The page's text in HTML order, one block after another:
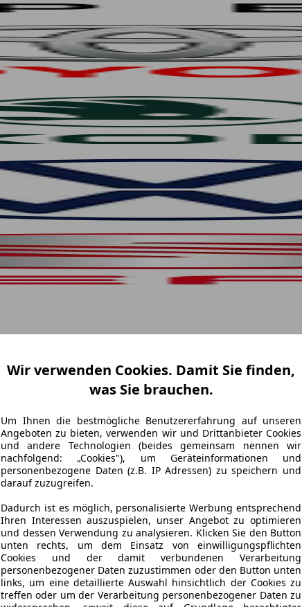
Wir verwenden Cookies. Damit Sie finden,
was Sie brauchen.
Um Ihnen die bestmögliche Benutzererfahrung auf unseren
Angeboten zu bieten, verwenden wir und Drittanbieter Cookies
und andere Technologien (beides gemeinsam nennen wir
nachfolgend: „Cookies"), um Geräteinformationen und
personenbezogene Daten (z.B. IP Adressen) zu speichern und
darauf zuzugreifen.
Dadurch ist es möglich, personalisierte Werbung entsprechend
Ihren Interessen auszuspielen, unser Angebot zu optimieren
und dessen Verwendung zu analysieren. Klicken Sie den Button
unten rechts, um dem Einsatz von einwilligungspflichten
Cookies und der damit verbundenen Verarbeitung
personenbezogener Daten zuzustimmen oder den Button unten
links, um eine detaillierte Auswahl hinsichtlich der Cookies zu
treffen oder um der Verarbeitung personenbezogener Daten zu